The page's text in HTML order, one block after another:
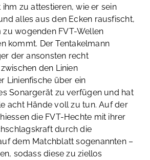
ihm zu attestieren, wie er sein
alles aus den Ecken rausfischt,
zu wogenden FVT-Wellen
kommt. Der Tentakelmann
der ansonsten recht
den Linien
Linienfische über ein
Sonargerät zu verfügen und hat
acht Hände voll zu tun. Auf der
die FVT-Hechte mit ihrer
durch die
dem Matchblatt sogenannten –
sodass diese zu ziellos